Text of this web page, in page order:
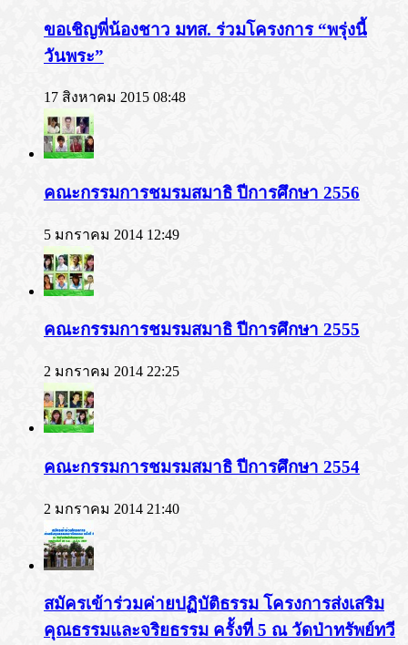
ขอเชิญพี่น้องชาว มทส. ร่วมโครงการ “พรุ่งนี้
วันพระ”
17 สิงหาคม 2015 08:48
คณะกรรมการชมรมสมาธิ ปีการศึกษา 2556
5 มกราคม 2014 12:49
คณะกรรมการชมรมสมาธิ ปีการศึกษา 2555
2 มกราคม 2014 22:25
คณะกรรมการชมรมสมาธิ ปีการศึกษา 2554
2 มกราคม 2014 21:40
สมัครเข้าร่วมค่ายปฏิบัติธรรม โครงการส่งเสริม
คุณธรรมและจริยธรรม ครั้งที่ 5 ณ วัดป่าทรัพย์ทวี